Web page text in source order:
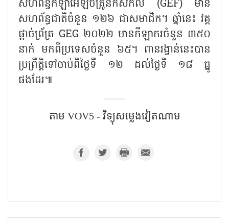
សហព័ន្ធកីឡាអេឡិចត្រូនិកសកល (GEF) មាន
សហព័ន្ធជាតិចំនួន ១២៦ ជាសមាជិក។ ឆ្នាំនេះ វគ្គ
ផ្ដាច់ព្រ័ត្រ GEG ២០២២ មានកីឡាករចំនួន ៣៥០
នាក់ មកពីប្រទេសចំនួន ៦៥។ ពានរង្វាន់នេះបាន
ប្រព្រឹត្តិទៅចាប់ពីថ្ងៃទី ១២ ដល់ថ្ងៃទី ១៨ ធ្នូ
ផងដែរ៕
តាម​ VOV5 - វិទ្យុសម្លេងវៀតណាម